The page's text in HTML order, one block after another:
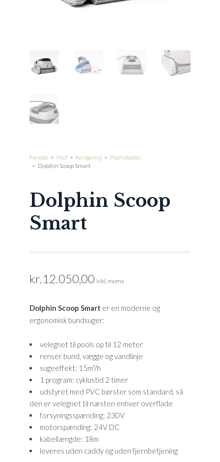
Forside > Pool > Rengøring > Poolrobotter
> Dolphin Scoop Smart
Dolphin Scoop
Smart
kr.12.050,00 inkl. moms
Dolphin Scoop Smart er en moderne og
ergonomisk bundsuger:
velegnet til pools op til 12 meter
renser bund, vægge og vandlinje
sugeeffekt: 15m³/h
1 program: cyklustid 2 timer
udstyret med PVC børster som standard, så
den er velegnet til næsten enhver overflade
forsyningsspænding: 230V
motorspænding: 24V DC
kabellængde: 18m
leveres uden caddy og uden fjernbetjening